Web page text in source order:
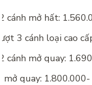
cánh mở hất:
3 cánh loại cao
cánh mở quay:
mở quay: